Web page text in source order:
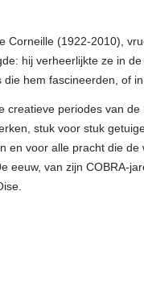
Corneille (1922-2010),
hij verheerlijkte ze in
hem fascineerden, of
creatieve periodes van
stuk voor stuk
en voor alle pracht die
eeuw, van zijn COBRA-